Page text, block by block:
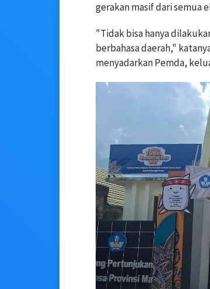
gerakan masif dari semua
"Tidak bisa hanya
berbahasa daerah,"
menyadarkan Pemda,